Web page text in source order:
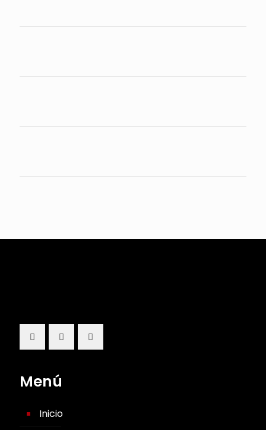
Menú
Inicio